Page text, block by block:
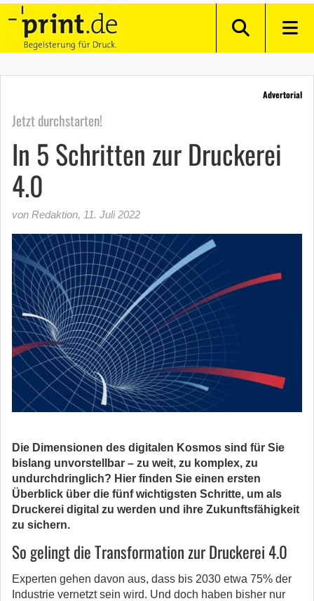
Advertorial
Jetzt durchstarten!
In 5 Schritten zur Druckerei
4.0
von Redaktion, 11. Juli 2022
Die Dimensionen des digitalen Kosmos sind für Sie
bislang unvorstellbar – zu weit, zu komplex, zu
undurchdringlich? Hier finden Sie einen ersten
Überblick über die fünf wichtigsten Schritte, um als
Druckerei digital zu werden und ihre Zukunftsfähigkeit
zu sichern.
So gelingt die Transformation zur Druckerei 4.0
Experten gehen davon aus, dass bis 2030 etwa 75% der
Industrie vernetzt sein wird. Und doch haben bisher nur